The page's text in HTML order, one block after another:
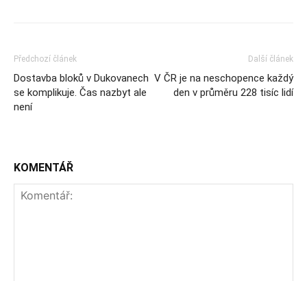
Předchozí článek
Dostavba bloků v Dukovanech
se komplikuje. Čas nazbyt ale
není
Další článek
V ČR je na neschopence každý
den v průměru 228 tisíc lidí
KOMENTÁŘ